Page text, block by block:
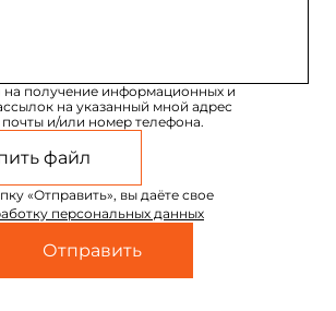
на получение информационных и
на указанный мной адрес
и/или номер телефона.
файл
«Отправить», вы даёте свое
персональных данных